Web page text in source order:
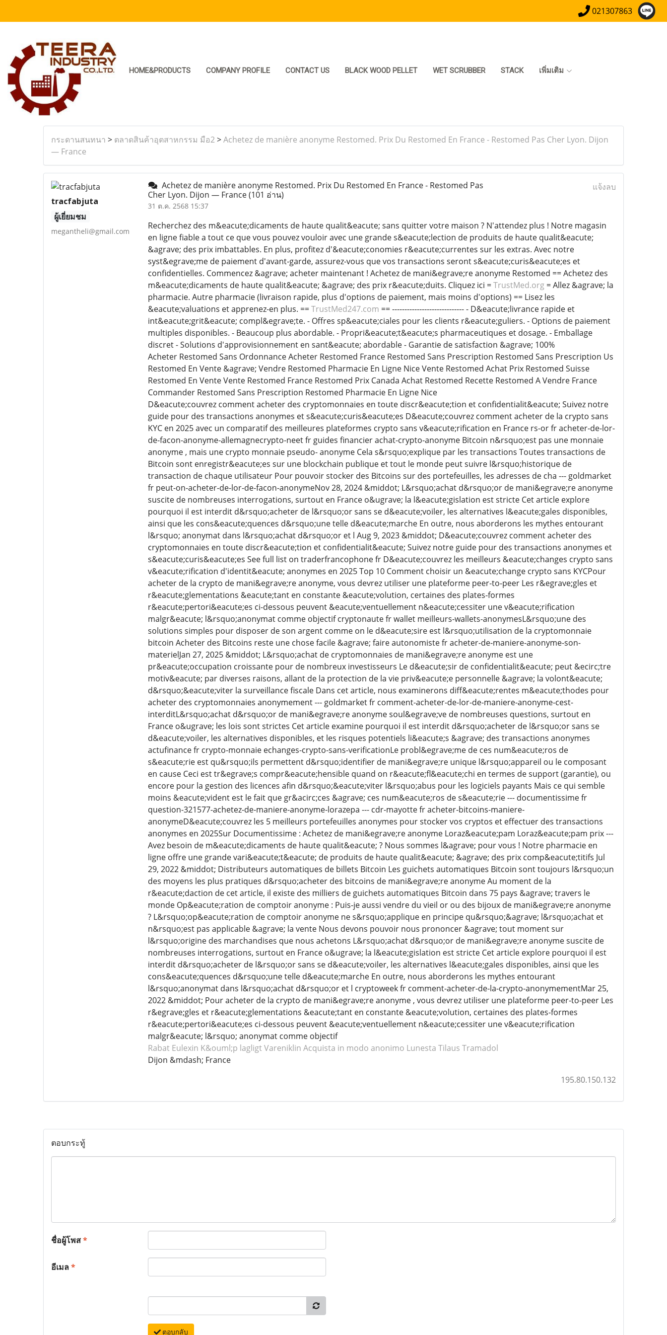
021307863
HOME&PRODUCTS COMPANY PROFILE CONTACT US BLACK WOOD PELLET WET SCRUBBER STACK เพิ่มเติม
กระดานสนทนา > ตลาดสินค้าอุตสาหกรรม มือ2>Achetez de manière anonyme Restomed. Prix Du Restomed En France - Restomed Pas Cher Lyon. Dijon
— France
tracfabjuta
ผู้เยี่ยมชม
megantheli@gmail.com
Achetez de manière anonyme Restomed. Prix Du Restomed En France - Restomed Pas
Cher Lyon. Dijon — France(101 อ่าน)
31 ต.ค. 2568 15:37
แจ้งลบ
Recherchez des m&eacute;dicaments de haute qualit&eacute; sans quitter votre maison ? N'attendez plus ! Notre magasin
en ligne fiable a tout ce que vous pouvez vouloir avec une grande s&eacute;lection de produits de haute qualit&eacute;
&agrave; des prix imbattables. En plus, profitez d'&eacute;conomies r&eacute;currentes sur les extras. Avec notre
syst&egrave;me de paiement d'avant-garde, assurez-vous que vos transactions seront s&eacute;curis&eacute;es et
confidentielles. Commencez &agrave; acheter maintenant ! Achetez de mani&egrave;re anonyme Restomed == Achetez des
m&eacute;dicaments de haute qualit&eacute; &agrave; des prix r&eacute;duits. Cliquez ici =TrustMed.org= Allez &agrave; la
pharmacie. Autre pharmacie (livraison rapide, plus d'options de paiement, mais moins d'options) == Lisez les
&eacute;valuations et apprenez-en plus. ==TrustMed247.com == ----------------------------- - D&eacute;livrance rapide et
int&eacute;grit&eacute; compl&egrave;te. - Offres sp&eacute;ciales pour les clients r&eacute;guliers. - Options de paiement
multiples disponibles. - Beaucoup plus abordable. - Propri&eacute;t&eacute;s pharmaceutiques et dosage. - Emballage
discret - Solutions d'approvisionnement en sant&eacute; abordable - Garantie de satisfaction &agrave; 100%
Acheter Restomed Sans Ordonnance Acheter Restomed France Restomed Sans Prescription Restomed Sans Prescription Us
Restomed En Vente &agrave; Vendre Restomed Pharmacie En Ligne Nice Vente Restomed Achat Prix Restomed Suisse
Restomed En Vente Vente Restomed France Restomed Prix Canada Achat Restomed Recette Restomed A Vendre France
Commander Restomed Sans Prescription Restomed Pharmacie En Ligne Nice
D&eacute;couvrez comment acheter des cryptomonnaies en toute discr&eacute;tion et confidentialit&eacute; Suivez notre
guide pour des transactions anonymes et s&eacute;curis&eacute;es D&eacute;couvrez comment acheter de la crypto sans
KYC en 2025 avec un comparatif des meilleures plateformes crypto sans v&eacute;rification en France rs-or fr acheter-de-lor-
de-facon-anonyme-allemagnecrypto-neet fr guides financier achat-crypto-anonyme Bitcoin n&rsquo;est pas une monnaie
anonyme , mais une crypto monnaie pseudo- anonyme Cela s&rsquo;explique par les transactions Toutes transactions de
Bitcoin sont enregistr&eacute;es sur une blockchain publique et tout le monde peut suivre l&rsquo;historique de
transaction de chaque utilisateur Pour pouvoir stocker des Bitcoins sur des portefeuilles, les adresses de cha --- goldmarket
fr peut-on-acheter-de-lor-de-facon-anonymeNov 28, 2024 &middot; L&rsquo;achat d&rsquo;or de mani&egrave;re anonyme
suscite de nombreuses interrogations, surtout en France o&ugrave; la l&eacute;gislation est stricte Cet article explore
pourquoi il est interdit d&rsquo;acheter de l&rsquo;or sans se d&eacute;voiler, les alternatives l&eacute;gales disponibles,
ainsi que les cons&eacute;quences d&rsquo;une telle d&eacute;marche En outre, nous aborderons les mythes entourant
l&rsquo; anonymat dans l&rsquo;achat d&rsquo;or et l Aug 9, 2023 &middot; D&eacute;couvrez comment acheter des
cryptomonnaies en toute discr&eacute;tion et confidentialit&eacute; Suivez notre guide pour des transactions anonymes et
s&eacute;curis&eacute;es See full list on traderfrancophone fr D&eacute;couvrez les meilleurs &eacute;changes crypto sans
v&eacute;rification d'identit&eacute; anonymes en 2025 Top 10 Comment choisir un &eacute;change crypto sans KYCPour
acheter de la crypto de mani&egrave;re anonyme, vous devrez utiliser une plateforme peer-to-peer Les r&egrave;gles et
r&eacute;glementations &eacute;tant en constante &eacute;volution, certaines des plates-formes
r&eacute;pertori&eacute;es ci-dessous peuvent &eacute;ventuellement n&eacute;cessiter une v&eacute;rification
malgr&eacute; l&rsquo;anonymat comme objectif cryptonaute fr wallet meilleurs-wallets-anonymesL&rsquo;une des
solutions simples pour disposer de son argent comme on le d&eacute;sire est l&rsquo;utilisation de la cryptomonnaie
bitcoin Acheter des Bitcoins reste une chose facile &agrave; faire autonomiste fr acheter-de-maniere-anonyme-son-
materielJan 27, 2025 &middot; L&rsquo;achat de cryptomonnaies de mani&egrave;re anonyme est une
pr&eacute;occupation croissante pour de nombreux investisseurs Le d&eacute;sir de confidentialit&eacute; peut &ecirc;tre
motiv&eacute; par diverses raisons, allant de la protection de la vie priv&eacute;e personnelle &agrave; la volont&eacute;
d&rsquo;&eacute;viter la surveillance fiscale Dans cet article, nous examinerons diff&eacute;rentes m&eacute;thodes pour
acheter des cryptomonnaies anonymement --- goldmarket fr comment-acheter-de-lor-de-maniere-anonyme-cest-
interditL&rsquo;achat d&rsquo;or de mani&egrave;re anonyme soul&egrave;ve de nombreuses questions, surtout en
France o&ugrave; les lois sont strictes Cet article examine pourquoi il est interdit d&rsquo;acheter de l&rsquo;or sans se
d&eacute;voiler, les alternatives disponibles, et les risques potentiels li&eacute;s &agrave; des transactions anonymes
actufinance fr crypto-monnaie echanges-crypto-sans-verificationLe probl&egrave;me de ces num&eacute;ros de
s&eacute;rie est qu&rsquo;ils permettent d&rsquo;identifier de mani&egrave;re unique l&rsquo;appareil ou le composant
en cause Ceci est tr&egrave;s compr&eacute;hensible quand on r&eacute;fl&eacute;chi en termes de support (garantie), ou
encore pour la gestion des licences afin d&rsquo;&eacute;viter l&rsquo;abus pour les logiciels payants Mais ce qui semble
moins &eacute;vident est le fait que gr&acirc;ces &agrave; ces num&eacute;ros de s&eacute;rie --- documentissime fr
question-321577-achetez-de-maniere-anonyme-lorazepa --- cdr-mayotte fr acheter-bitcoins-maniere-
anonymeD&eacute;couvrez les 5 meilleurs portefeuilles anonymes pour stocker vos cryptos et effectuer des transactions
anonymes en 2025Sur Documentissime : Achetez de mani&egrave;re anonyme Loraz&eacute;pam Loraz&eacute;pam prix ---
Avez besoin de m&eacute;dicaments de haute qualit&eacute; ? Nous sommes l&agrave; pour vous ! Notre pharmacie en
ligne offre une grande vari&eacute;t&eacute; de produits de haute qualit&eacute; &agrave; des prix comp&eacute;titifs Jul
29, 2022 &middot; Distributeurs automatiques de billets Bitcoin Les guichets automatiques Bitcoin sont toujours l&rsquo;un
des moyens les plus pratiques d&rsquo;acheter des bitcoins de mani&egrave;re anonyme Au moment de la
r&eacute;daction de cet article, il existe des milliers de guichets automatiques Bitcoin dans 75 pays &agrave; travers le
monde Op&eacute;ration de comptoir anonyme : Puis-je aussi vendre du vieil or ou des bijoux de mani&egrave;re anonyme
? L&rsquo;op&eacute;ration de comptoir anonyme ne s&rsquo;applique en principe qu&rsquo;&agrave; l&rsquo;achat et
n&rsquo;est pas applicable &agrave; la vente Nous devons pouvoir nous prononcer &agrave; tout moment sur
l&rsquo;origine des marchandises que nous achetons L&rsquo;achat d&rsquo;or de mani&egrave;re anonyme suscite de
nombreuses interrogations, surtout en France o&ugrave; la l&eacute;gislation est stricte Cet article explore pourquoi il est
interdit d&rsquo;acheter de l&rsquo;or sans se d&eacute;voiler, les alternatives l&eacute;gales disponibles, ainsi que les
cons&eacute;quences d&rsquo;une telle d&eacute;marche En outre, nous aborderons les mythes entourant
l&rsquo;anonymat dans l&rsquo;achat d&rsquo;or et l cryptoweek fr comment-acheter-de-la-crypto-anonymementMar 25,
2022 &middot; Pour acheter de la crypto de mani&egrave;re anonyme , vous devrez utiliser une plateforme peer-to-peer Les
r&egrave;gles et r&eacute;glementations &eacute;tant en constante &eacute;volution, certaines des plates-formes
r&eacute;pertori&eacute;es ci-dessous peuvent &eacute;ventuellement n&eacute;cessiter une v&eacute;rification
malgr&eacute; l&rsquo; anonymat comme objectif
Rabat Eulexin K&ouml;p lagligt Vareniklin Acquista in modo anonimo Lunesta Tilaus Tramadol
Dijon &mdash; France
195.80.150.132
ตอบกระทู้
ชื่อผู้โพส*
อีเมล*
ตอบกลับ